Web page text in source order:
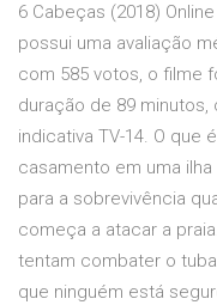
6 Cabeças (2018)
possui uma avaliação
com 585 votos, o filme
duração de 89
indicativa TV-14. O que
casamento em uma
para a sobrevivência
começa a atacar a
tentam combater o
que ninguém está